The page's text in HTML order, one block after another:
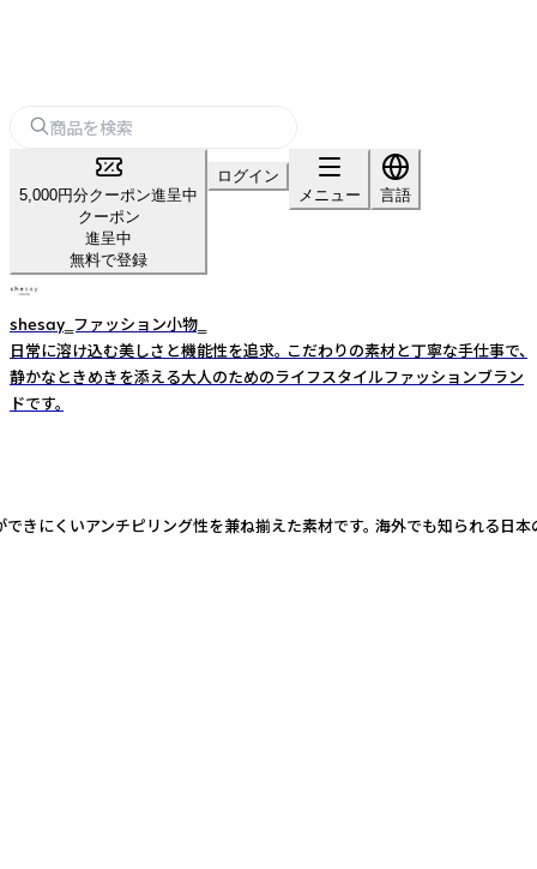
5,000円分クーポン進呈中
クーポン
進呈中
無料で登録
ログイン
メニュー
言語
shesay‗ファッション小物‗
日常に溶け込む美しさと機能性を追求。 こだわりの素材と丁寧な手仕事で、
静かなときめきを添える大人のためのライフスタイルファッションブラン
ドです。
アンチピリング性を兼ね揃えた素材です。 海外でも知られる日本